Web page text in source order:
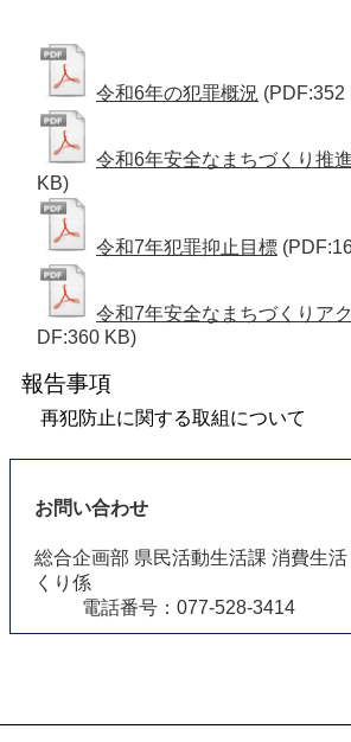
令和6年の犯罪概況 (PDF:352
令和6年安全なまちづくり推
KB)
令和7年犯罪抑止目標
令和7年安全なまちづくりア
DF:360 KB)
報告事項
再犯防止に関する取組について
お問い合わせ
総合企画部 県民活動生活課 消費生
くり係
電話番号：077-528-3414